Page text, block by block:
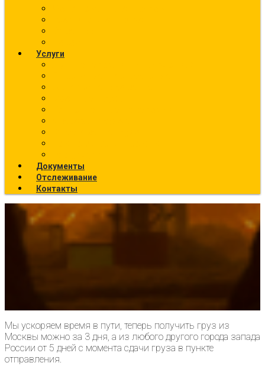
Услуги
Документы
Отслеживание
Контакты
Мы ускоряем время в пути, теперь получить груз из
Москвы можно за 3 дня, а из любого другого города запада
России от 5 дней с момента сдачи груза в пункте
отправления.